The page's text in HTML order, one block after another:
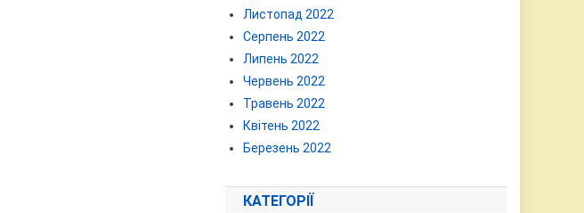
Листопад 2022
Серпень 2022
Липень 2022
Червень 2022
Травень 2022
Квітень 2022
Березень 2022
КАТЕГОРІЇ